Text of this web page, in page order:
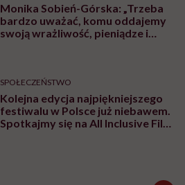
Monika Sobień-Górska: „Trzeba
bardzo uważać, komu oddajemy
swoją wrażliwość, pieniądze i
SPOŁECZEŃSTWO
Kolejna edycja najpiękniejszego
festiwalu w Polsce już niebawem.
Spotkajmy się na All Inclusive Film